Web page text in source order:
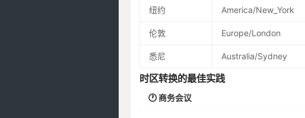
纽约 America/New_York
伦敦 Europe/London
悉尼 Australia/Sydney
时区转换的最佳实践
🕐 商务会议